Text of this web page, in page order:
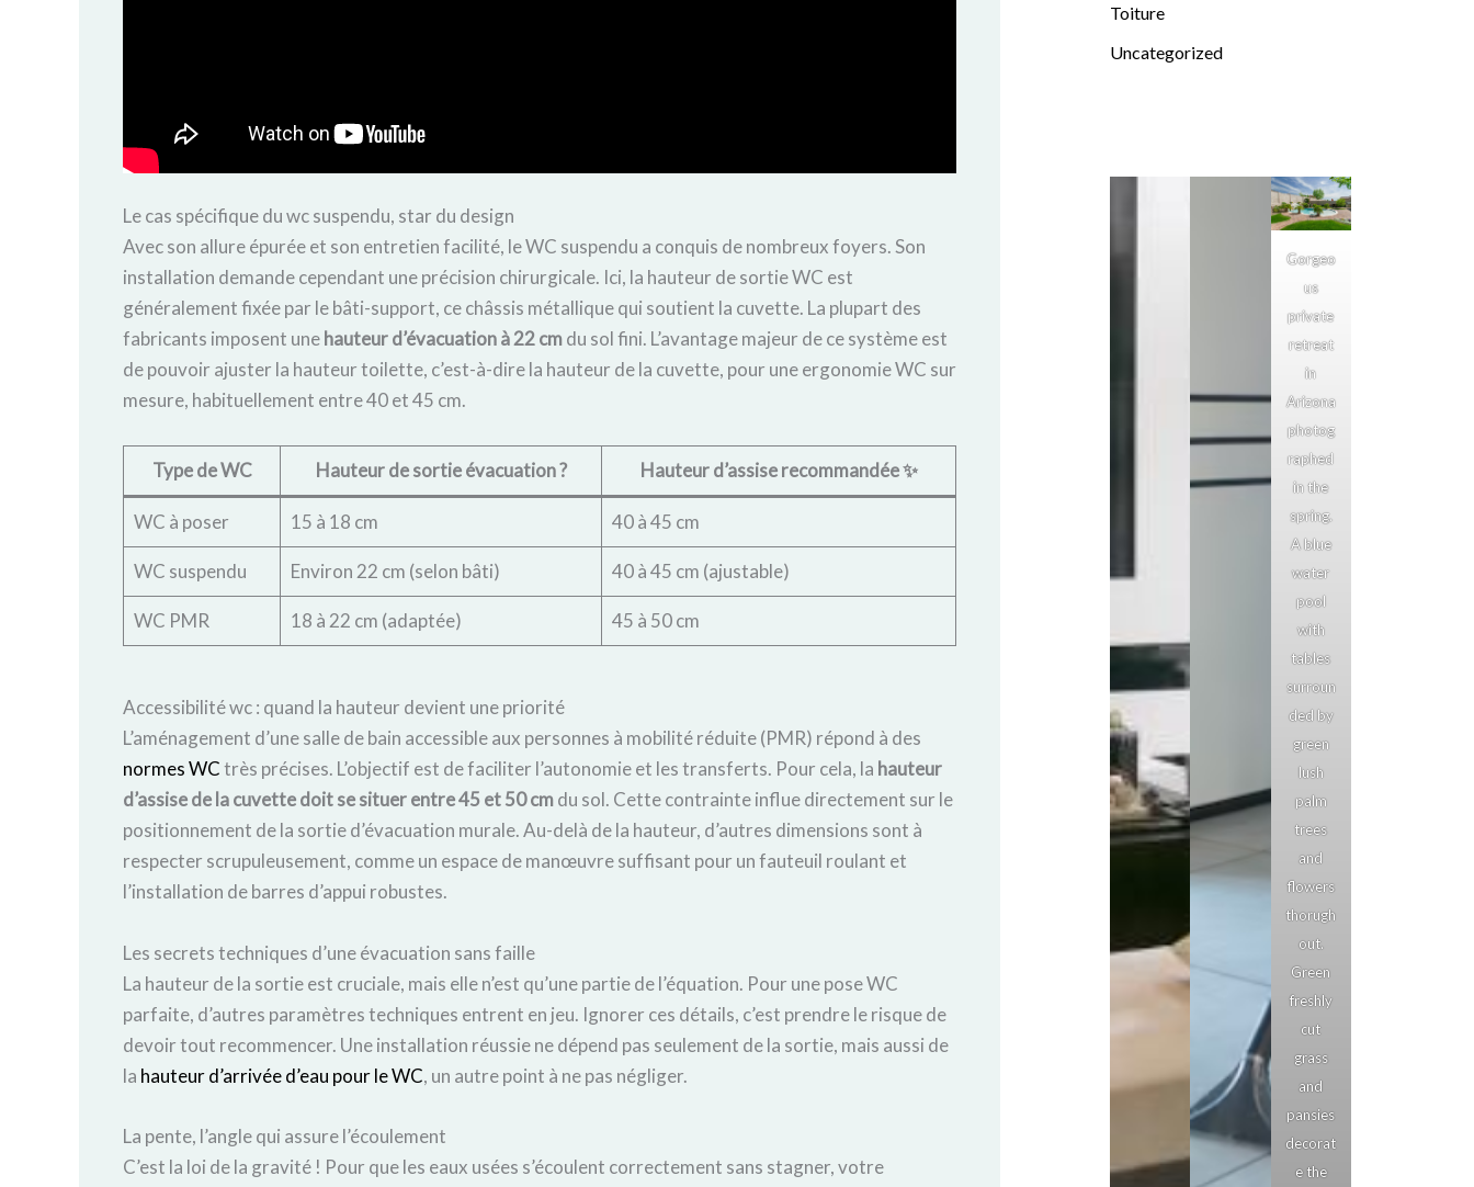
Le cas spécifique du wc suspendu, star du design
Avec son allure épurée et son entretien facilité, le WC suspendu a conquis de nombreux foyers. Son
installation demande cependant une précision chirurgicale. Ici, la hauteur de sortie WC est
généralement fixée par le bâti-support, ce châssis métallique qui soutient la cuvette. La plupart des
fabricants imposent unehauteur d’évacuation à 22 cmdu sol fini. L’avantage majeur de ce système est
de pouvoir ajuster la hauteur toilette, c’est-à-dire la hauteur de la cuvette, pour une ergonomie WC sur
mesure, habituellement entre 40 et 45 cm.
Type de WC Hauteur de sortie évacuation ? Hauteur d’assise recommandée ✨
WC à poser 15 à 18 cm 40 à 45 cm
WC suspendu Environ 22 cm (selon bâti) 40 à 45 cm (ajustable)
WC PMR 18 à 22 cm (adaptée) 45 à 50 cm
Accessibilité wc : quand la hauteur devient une priorité
L’aménagement d’une salle de bain accessible aux personnes à mobilité réduite (PMR) répond à des
normes WCtrès précises. L’objectif est de faciliter l’autonomie et les transferts. Pour cela, la hauteur
d’assise de la cuvette doit se situer entre 45 et 50 cmdu sol. Cette contrainte influe directement sur le
positionnement de la sortie d’évacuation murale. Au-delà de la hauteur, d’autres dimensions sont à
respecter scrupuleusement, comme un espace de manœuvre suffisant pour un fauteuil roulant et
l’installation de barres d’appui robustes.
Les secrets techniques d’une évacuation sans faille
La hauteur de la sortie est cruciale, mais elle n’est qu’une partie de l’équation. Pour une pose WC
parfaite, d’autres paramètres techniques entrent en jeu. Ignorer ces détails, c’est prendre le risque de
devoir tout recommencer. Une installation réussie ne dépend pas seulement de la sortie, mais aussi de
la hauteur d’arrivée d’eau pour le WC, un autre point à ne pas négliger.
La pente, l’angle qui assure l’écoulement
C’est la loi de la gravité ! Pour que les eaux usées s’écoulent correctement sans stagner, votre
Toiture
Uncategorized
Gorgeo
us
private
retreat
in
Arizona
photog
raphed
in the
spring.
A blue
water
pool
with
tables
surroun
ded by
green
lush
palm
trees
and
flowers
thorugh
out.
Green
freshly
cut
grass
and
pansies
decorat
e the